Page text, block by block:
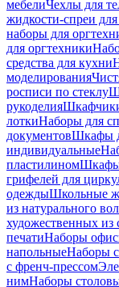
мебелиЧехлы для
жидкости-спреи
наборы для
для оргтехники
средства для кухни
моделирования
росписи по стеклу
рукоделия
лоткиНаборы для
документовШкафы
индивидуальные
пластилиномШкафы
грифелей для
одеждыШкольные
из натурального
художественных из
печатиНаборы
напольныеНаборы
с френч-прессом
нимНаборы